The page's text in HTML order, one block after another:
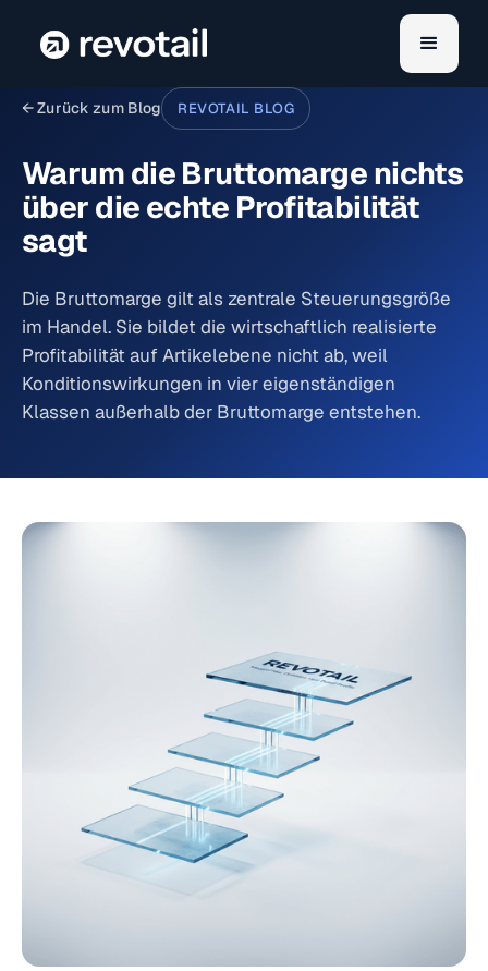
← Zurück zum Blog REVOTAIL BLOG
Warum die Bruttomarge nichts
über die echte Profitabilität
sagt
Die Bruttomarge gilt als zentrale Steuerungsgröße
im Handel. Sie bildet die wirtschaftlich realisierte
Profitabilität auf Artikelebene nicht ab, weil
Konditionswirkungen in vier eigenständigen
Klassen außerhalb der Bruttomarge entstehen.